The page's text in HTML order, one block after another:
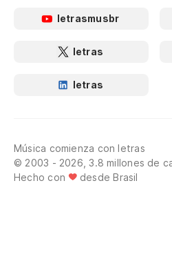
letrasmusbr
letras
letras
Música comienza con letras
© 2003 - 2026, 3.8 millones de
Hecho con
desde Brasil